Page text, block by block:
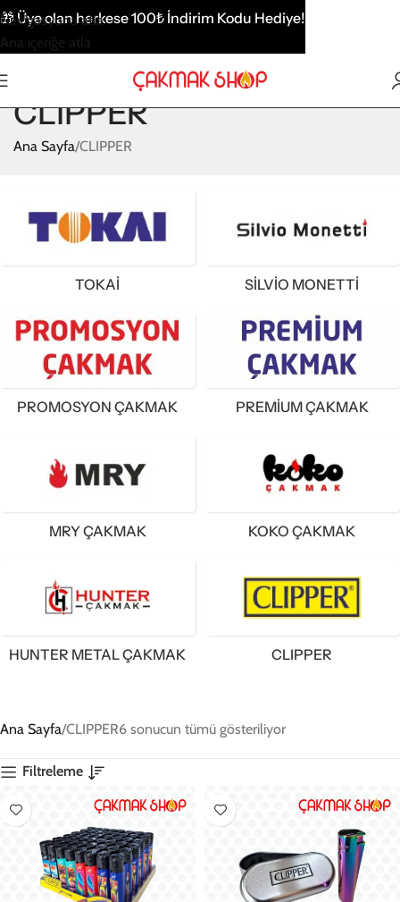
Navigasyona atla
Ana içeriğe atla
CLIPPER
Ana Sayfa CLIPPER
TOKAİ SİLVİO MONETTİ
PROMOSYON ÇAKMAK PREMIUM ÇAKMAK
MRY ÇAKMAK KOKO ÇAKMAK
HUNTER METAL ÇAKMAK CLIPPER
Ana Sayfa CLIPPER6 sonucun tümü gösteriliyor
Filtreleme
🎁Üye olan herkese 100₺ İndirim Kodu Hediye!